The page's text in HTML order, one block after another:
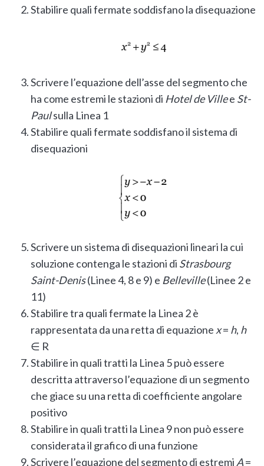
Stabilire quali fermate soddisfano la disequazione
Scrivere l’equazione dell’asse del segmento che
ha come estremi le stazioni di Hotel de Villee St-
Paulsulla Linea 1
Stabilire quali fermate soddisfano il sistema di
disequazioni
Scrivere un sistema di disequazioni lineari la cui
soluzione contenga le stazioni di Strasbourg
Saint-Denis(Linee 4, 8 e 9) e Belleville(Linee 2 e
11)
Stabilire tra quali fermate la Linea 2 è
rappresentata da una retta di equazione x= h, h
∈ R
Stabilire in quali tratti la Linea 5 può essere
descritta attraverso l’equazione di un segmento
che giace su una retta di coefficiente angolare
positivo
Stabilire in quali tratti la Linea 9 non può essere
considerata il grafico di una funzione
Scrivere l’equazione del segmento di estremi A=